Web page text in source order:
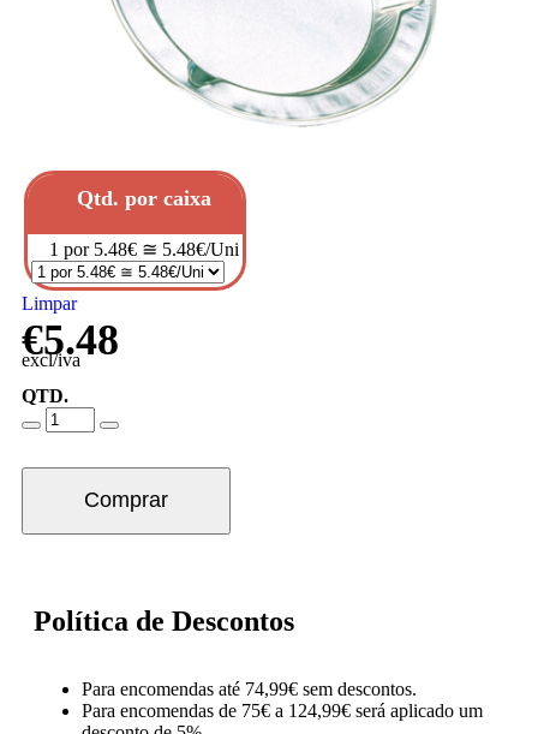
Qtd. por caixa
1 por 5.48€ ≅ 5.48€/Uni
Limpar
€5.48
excl/iva
QTD.
Comprar
Política de Descontos
Para encomendas até 74,99€ sem descontos.
Para encomendas de 75€ a 124,99€ será aplicado um